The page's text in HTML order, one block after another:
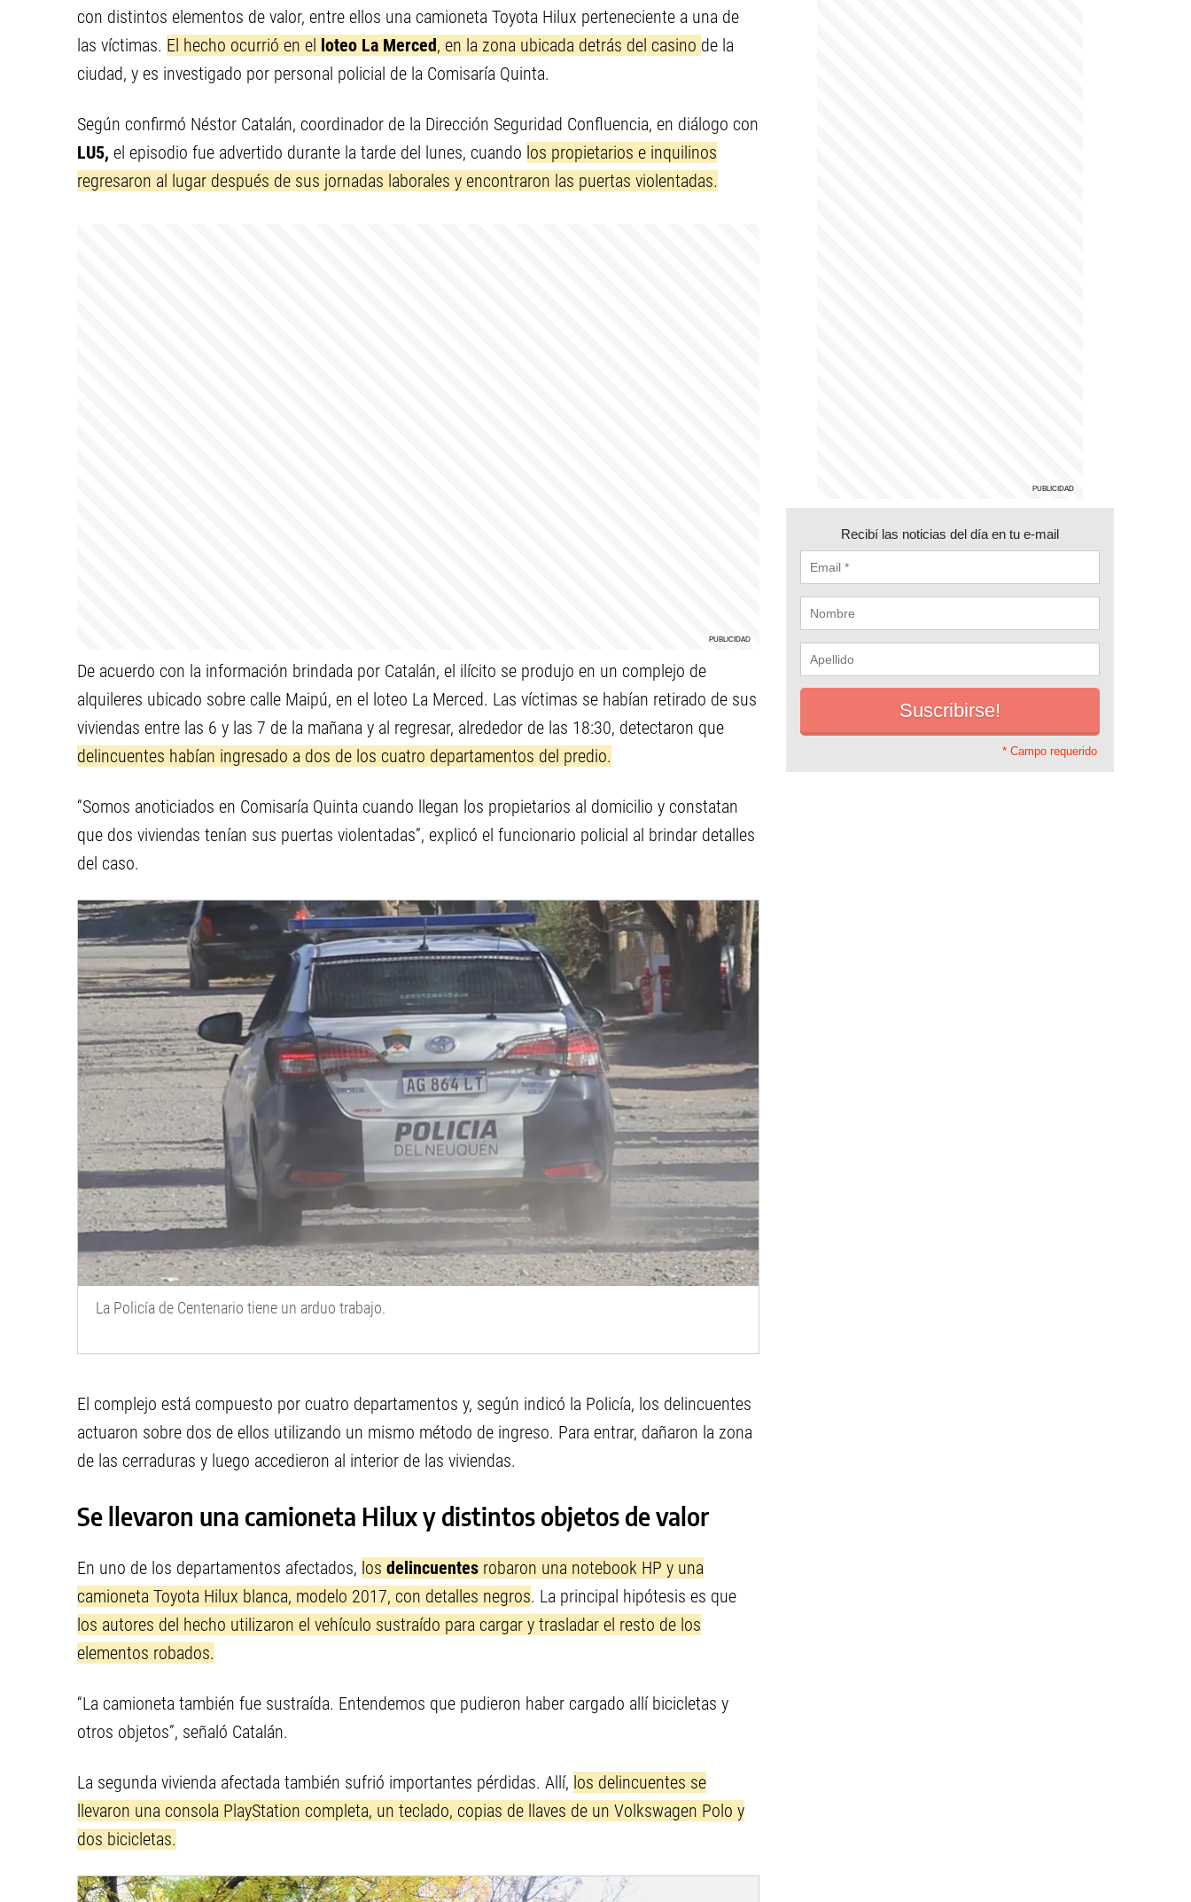
con distintos elementos de valor, entre ellos una camioneta Toyota Hilux perteneciente a una de
las víctimas. El hecho ocurrió en el loteo La Merced, en la zona ubicada detrás del casino de la
ciudad, y es investigado por personal policial de la Comisaría Quinta.
Según confirmó Néstor Catalán, coordinador de la Dirección Seguridad Confluencia, en diálogo con
LU5, el episodio fue advertido durante la tarde del lunes, cuando los propietarios e inquilinos
regresaron al lugar después de sus jornadas laborales y encontraron las puertas violentadas.
De acuerdo con la información brindada por Catalán, el ilícito se produjo en un complejo de
alquileres ubicado sobre calle Maipú, en el loteo La Merced. Las víctimas se habían retirado de sus
viviendas entre las 6 y las 7 de la mañana y al regresar, alrededor de las 18:30, detectaron que
delincuentes habían ingresado a dos de los cuatro departamentos del predio.
“Somos anoticiados en Comisaría Quinta cuando llegan los propietarios al domicilio y constatan
que dos viviendas tenían sus puertas violentadas”, explicó el funcionario policial al brindar detalles
del caso.
La Policía de Centenario tiene un arduo trabajo.
El complejo está compuesto por cuatro departamentos y, según indicó la Policía, los delincuentes
actuaron sobre dos de ellos utilizando un mismo método de ingreso. Para entrar, dañaron la zona
de las cerraduras y luego accedieron al interior de las viviendas.
Se llevaron una camioneta Hilux y distintos objetos de valor
En uno de los departamentos afectados, los delincuentes robaron una notebook HP y una
camioneta Toyota Hilux blanca, modelo 2017, con detalles negros. La principal hipótesis es que
los autores del hecho utilizaron el vehículo sustraído para cargar y trasladar el resto de los
elementos robados.
“La camioneta también fue sustraída. Entendemos que pudieron haber cargado allí bicicletas y
otros objetos”, señaló Catalán.
La segunda vivienda afectada también sufrió importantes pérdidas. Allí, los delincuentes se
llevaron una consola PlayStation completa, un teclado, copias de llaves de un Volkswagen Polo y
dos bicicletas.
Recibí las noticias del día en tu e-mail
* Campo requerido